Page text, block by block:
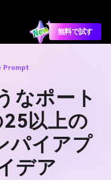
無料で試す
Prompt
なポート
以上の
パイアプ
デア